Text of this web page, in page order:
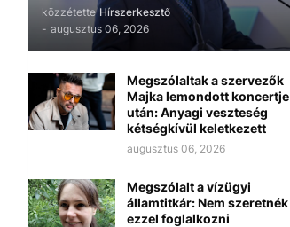
közzétette Hírszerkesztő
- augusztus 06, 2026
Megszólaltak a szervezők
Majka lemondott koncertje
után: Anyagi veszteség
kétségkívül keletkezett
augusztus 06, 2026
Megszólalt a vízügyi
államtitkár: Nem szeretnék
ezzel foglalkozni